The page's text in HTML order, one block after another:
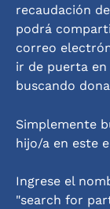
recaudación
podrá
correo
ir de puerta
buscando
Simplemente
hijo/a en este
Ingrese el
"search for